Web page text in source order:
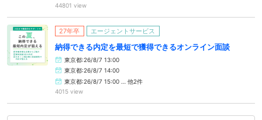
44801 view
27年卒 エージェントサービス
納得できる内定を最短で獲得できるオンライン面談
東京都:26/8/7 13:00
東京都:26/8/7 14:00
東京都:26/8/7 15:00 … 他2件
4015 view